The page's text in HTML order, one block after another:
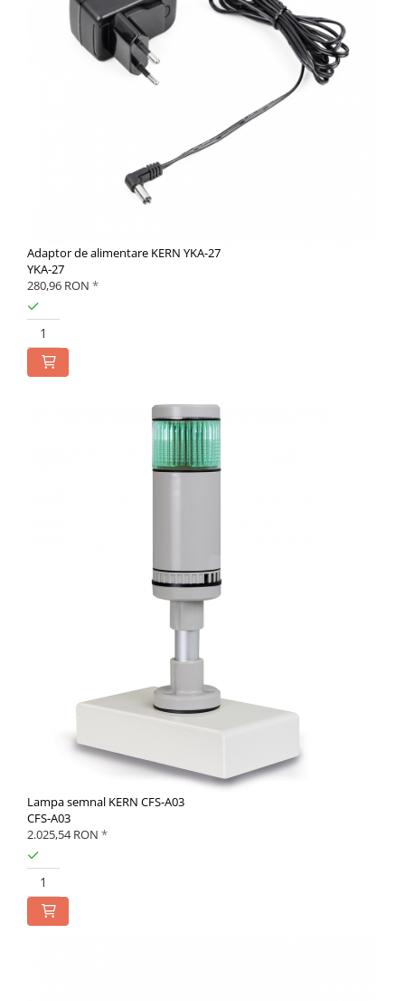
Adaptor de alimentare KERN YKA-27
YKA-27
280,96 RON *
Lampa semnal KERN CFS-A03
CFS-A03
2.025,54 RON *